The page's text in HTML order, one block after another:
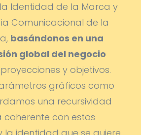
Identidad de la Marca y
Comunicacional de la
basándonos en una
global del negocio
y objetivos.
gráficos como
una recursividad
coherente con estos